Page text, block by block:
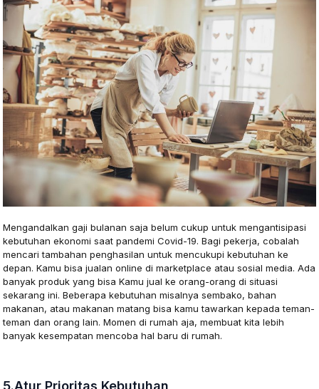
Mengandalkan gaji bulanan saja belum cukup untuk mengantisipasi
kebutuhan ekonomi saat pandemi Covid-19. Bagi pekerja, cobalah
mencari tambahan penghasilan untuk mencukupi kebutuhan ke
depan. Kamu bisa jualan online di marketplace atau sosial media. Ada
banyak produk yang bisa Kamu jual ke orang-orang di situasi
sekarang ini. Beberapa kebutuhan misalnya sembako, bahan
makanan, atau makanan matang bisa kamu tawarkan kepada teman-
teman dan orang lain. Momen di rumah aja, membuat kita lebih
banyak kesempatan mencoba hal baru di rumah.
5.Atur Prioritas Kebutuhan